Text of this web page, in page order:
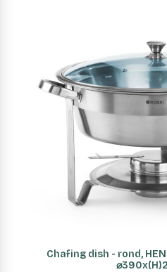
AJOUTER
Chafing dish - rond,